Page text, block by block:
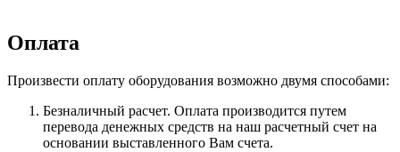
Оплата
Произвести оплату оборудования возможно двумя способами:
Безналичный расчет. Оплата производится путем
перевода денежных средств на наш расчетный счет на
основании выставленного Вам счета.